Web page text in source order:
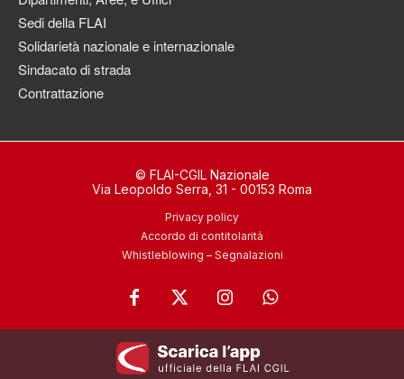
Sedi della FLAI
Solidarietà nazionale e internazionale
Sindacato di strada
Contrattazione
© FLAI-CGIL Nazionale
Via Leopoldo Serra, 31 - 00153 Roma
Privacy policy
Accordo di contitolarità
Whistleblowing – Segnalazioni